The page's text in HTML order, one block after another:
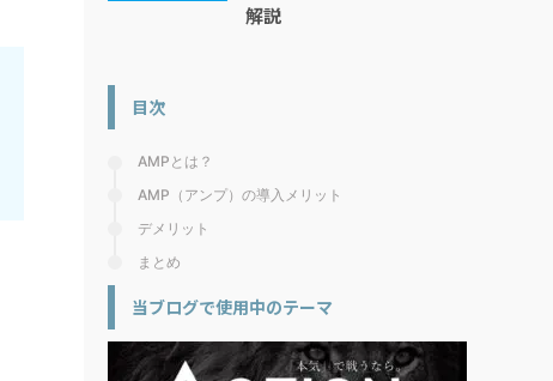
解説
目次
AMPとは？
AMP（アンプ）の導入メリット
デメリット
まとめ
当ブログで使用中のテーマ